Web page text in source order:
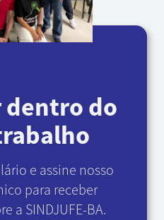
dentro do
e assine nosso
para receber
a SINDJUFE-BA.